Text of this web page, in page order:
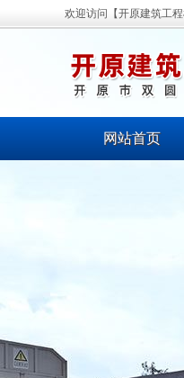
欢迎访问【开原建筑工程
网站首页